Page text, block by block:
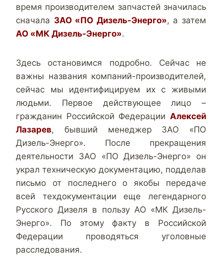
время производителем запчастей значилась
сначала ЗАО «ПО Дизель-Энерго», а затем
АО «МК Дизель-Энерго».
Здесь остановимся подробно. Сейчас не
важны названия компаний-производителей,
сейчас мы идентифицируем их с живыми
людьми. Первое действующее лицо –
гражданин Российской Федерации Алексей
Лазарев, бывший менеджер ЗАО «ПО
Дизель-Энерго». После прекращения
деятельности ЗАО «ПО Дизель-Энерго» он
украл техническую документацию, подделав
письмо от последнего о якобы передаче
всей техдокументации еще легендарного
Русского Дизеля в пользу АО «МК Дизель-
Энерго». По этому факту в Российской
Федерации проводяться уголовные
расследования.